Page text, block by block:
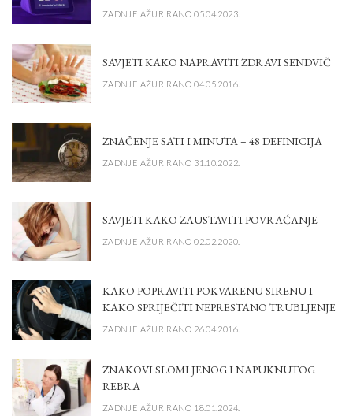
ZADNJE AŽURIRANO 05.04.2023.
SAVJETI KAKO NAPRAVITI ZDRAVI SENDVIČ
ZADNJE AŽURIRANO 04.05.2016.
ZNAČENJE SATI I MINUTA – 48 DEFINICIJA
ZADNJE AŽURIRANO 31.10.2022.
SAVJETI KAKO ZAUSTAVITI POVRAĆANJE
ZADNJE AŽURIRANO 02.02.2020.
KAKO POPRAVITI POKVARENU SIRENU I
KAKO SPRIJEČITI NEPRESTANO TRUBLJENJE
ZADNJE AŽURIRANO 26.04.2016.
ZNAKOVI SLOMLJENOG I NAPUKNUTOG
REBRA
ZADNJE AŽURIRANO 18.01.2024.